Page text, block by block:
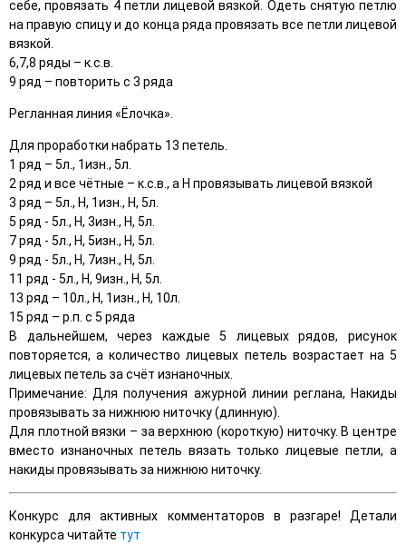
себе, провязать 4 петли лицевой вязкой. Одеть снятую петлю
на правую спицу и до конца ряда провязать все петли лицевой
вязкой.
6,7,8 ряды – к.с.в.
9 ряд – повторить с 3 ряда
Регланная линия «Ёлочка».
Для проработки набрать 13 петель.
1 ряд – 5л., 1изн., 5л.
2 ряд и все чётные – к.с.в., а Н провязывать лицевой вязкой
3 ряд – 5л., Н, 1изн., Н, 5л.
5 ряд - 5л., Н, 3изн., Н, 5л.
7 ряд - 5л., Н, 5изн., Н, 5л.
9 ряд - 5л., Н, 7изн., Н, 5л.
11 ряд - 5л., Н, 9изн., Н, 5л.
13 ряд – 10л., Н, 1изн., Н, 10л.
15 ряд – р.п. с 5 ряда
В дальнейшем, через каждые 5 лицевых рядов, рисунок
повторяется, а количество лицевых петель возрастает на 5
лицевых петель за счёт изнаночных.
Примечание: Для получения ажурной линии реглана, Накиды
провязывать за нижнюю ниточку (длинную).
Для плотной вязки – за верхнюю (короткую) ниточку. В центре
вместо изнаночных петель вязать только лицевые петли, а
накиды провязывать за нижнюю ниточку.
Конкурс для активных комментаторов в разгаре! Детали
конкурса читайте тут